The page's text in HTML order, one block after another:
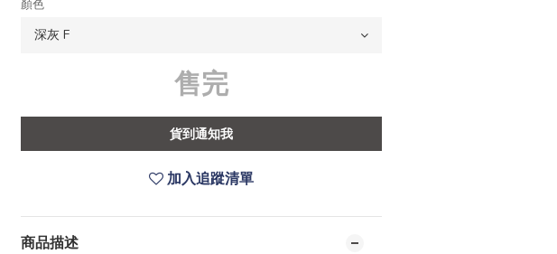
顏色
售完
貨到通知我
加入追蹤清單
商品描述